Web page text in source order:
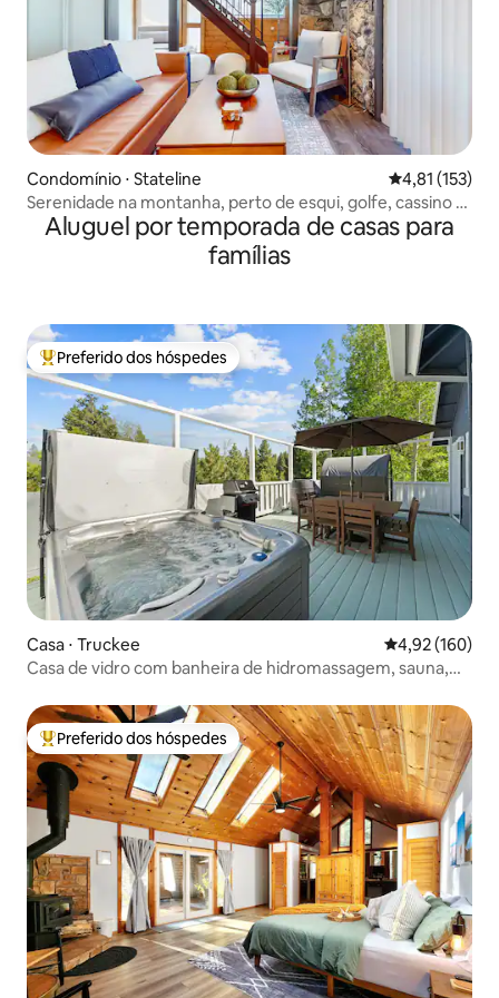
Condomínio ⋅ Stateline 4,81 de uma
4,81 (153)
Serenidade na montanha, perto de esqui, golfe, cassino e
lago
Aluguel por temporada de casas para
famílias
Entre os melhores preferidos dos hóspedes
Preferido dos hóspedes
Casa ⋅ Truckee 4,92 de uma
4,92 (160)
Casa de vidro com banheira de hidromassagem, sauna,
Entre os melhores preferidos dos hóspedes
Preferido dos hóspedes